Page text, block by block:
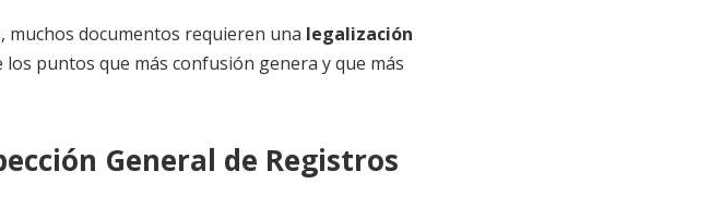
muchos documentos requieren una legalización
puntos que más confusión genera y que más
General de Registros